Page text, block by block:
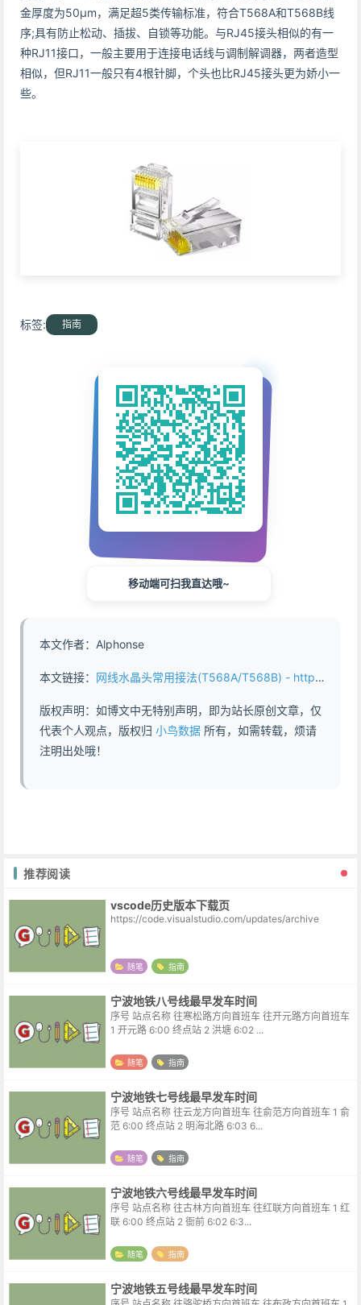
金厚度为50μm，满足超5类传输标准，符合T568A和T568B线
序;具有防止松动、插拔、自锁等功能。与RJ45接头相似的有一
种RJ11接口，一般主要用于连接电话线与调制解调器，两者造型
相似，但RJ11一般只有4根针脚，个头也比RJ45接头更为娇小一
些。
标签: 指南
移动端可扫我直达哦~
本文作者：Alphonse
本文链接： 网线水晶头常用接法(T568A/T568B) - https://www.abddb.com/line_of_network_t568.html
版权声明：如博文中无特别声明，即为站长原创文章，仅
代表个人观点，版权归 小鸟数据 所有，如需转载，烦请
注明出处哦！
推荐阅读
vscode历史版本下载页
https://code.visualstudio.com/updates/archive
随笔 指南
宁波地铁八号线最早发车时间
序号 站点名称 往寒松路方向首班车 往开元路方向首班车
1 开元路 6:00 终点站 2 洪塘 6:02 ...
随笔 指南
宁波地铁七号线最早发车时间
序号 站点名称 往云龙方向首班车 往俞范方向首班车 1 俞
范 6:00 终点站 2 明海北路 6:03 6...
随笔 指南
宁波地铁六号线最早发车时间
序号 站点名称 往古林方向首班车 往红联方向首班车 1 红
联 6:00 终点站 2 衙前 6:02 6:3...
随笔 指南
宁波地铁五号线最早发车时间